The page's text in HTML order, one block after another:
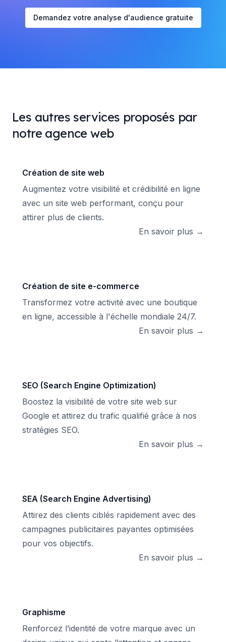
Demandez votre analyse d'audience gratuite
Les autres services proposés par
notre agence web
Création de site web
Augmentez votre visibilité et crédibilité en ligne
avec un site web performant, conçu pour
attirer plus de clients.
En savoir plus →
Création de site e-commerce
Transformez votre activité avec une boutique
en ligne, accessible à l'échelle mondiale 24/7.
En savoir plus →
SEO (Search Engine Optimization)
Boostez la visibilité de votre site web sur
Google et attirez du trafic qualifié grâce à nos
stratégies SEO.
En savoir plus →
SEA (Search Engine Advertising)
Attirez des clients ciblés rapidement avec des
campagnes publicitaires payantes optimisées
pour vos objectifs.
En savoir plus →
Graphisme
Renforcez l’identité de votre marque avec un